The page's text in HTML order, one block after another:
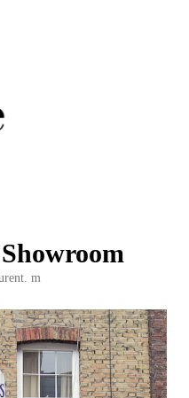
m